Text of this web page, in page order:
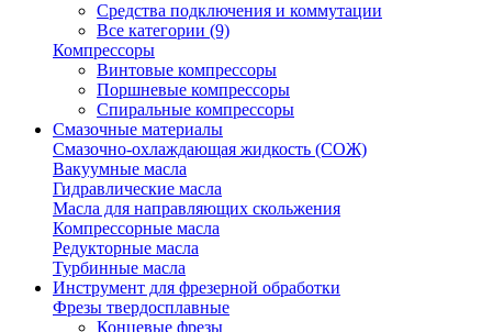
Средства подключения и коммутации
Все категории (9)
Компрессоры
Винтовые компрессоры
Поршневые компрессоры
Спиральные компрессоры
Смазочные материалы
Смазочно-охлаждающая жидкость (СОЖ)
Вакуумные масла
Гидравлические масла
Масла для направляющих скольжения
Компрессорные масла
Редукторные масла
Турбинные масла
Инструмент для фрезерной обработки
Фрезы твердосплавные
Концевые фрезы